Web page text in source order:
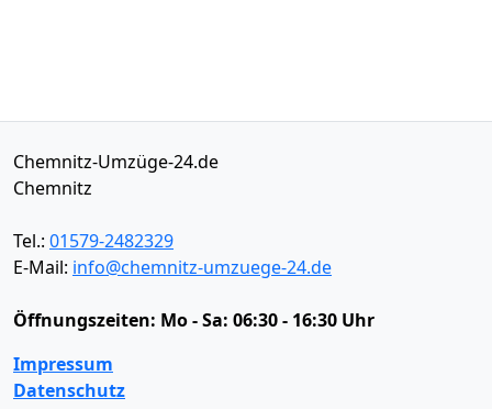
Chemnitz-Umzüge-24.de
Chemnitz
Tel.: 01579-2482329
E-Mail: info@chemnitz-umzuege-24.de
Öffnungszeiten: Mo - Sa: 06:30 - 16:30 Uhr
Impressum
Datenschutz